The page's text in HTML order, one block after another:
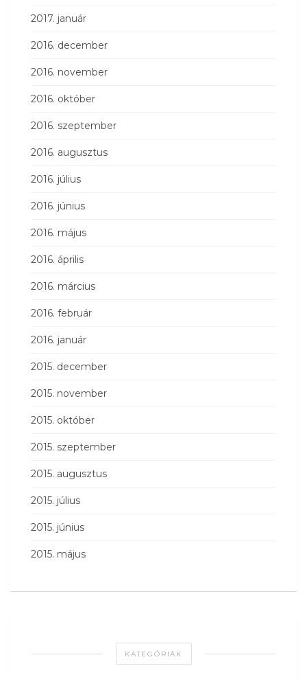
2017. január
2016. december
2016. november
2016. október
2016. szeptember
2016. augusztus
2016. július
2016. június
2016. május
2016. április
2016. március
2016. február
2016. január
2015. december
2015. november
2015. október
2015. szeptember
2015. augusztus
2015. július
2015. június
2015. május
KATEGÓRIÁK